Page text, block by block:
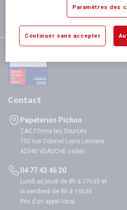
satisfaction totale
Contact
Papeteries Pichon
ZAC l'Orme les Sources
750 rue Colonel Louis Lemaire
42340 VEAUCHE cedex
04 77 43 46 20
Lundi au jeudi de 8h à 17h30 et
le vendredi de 8h à 16h30
Prix d'un appel local
Paramètres des
Continuer sans accepter